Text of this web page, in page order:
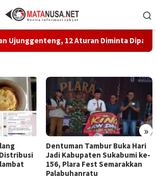
12 Aturan Diminta Dipatuhi
»
Dentuman Tambur Buka Hari
Jadi Kabupaten Sukabumi ke-
156, Plara Fest Semarakkan
Palabuhanratu